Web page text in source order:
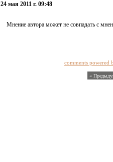
24 мая 2011 г. 09:48
Мнение автора может не совпадать с
comments powered
«